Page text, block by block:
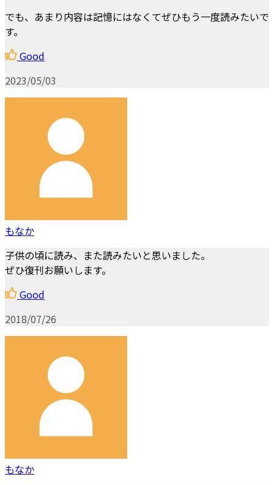
でも、あまり内容は記憶にはなくてぜひもう一度読みたいで
す。
Good
2023/05/03
もなか
子供の頃に読み、また読みたいと思いました。
ぜひ復刊お願いします。
Good
2018/07/26
もなか